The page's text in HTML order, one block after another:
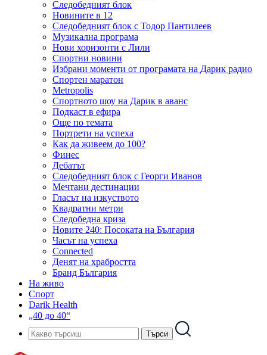
Следобедният блок
Новините в 12
Следобедният блок с Тодор Пантилеев
Музикална програма
Нови хоризонти с Лили
Спортни новини
Избрани моменти от програмата на Дарик радио
Спортен маратон
Metropolis
Спортното шоу на Дарик в аванс
Подкаст в ефира
Още по темата
Портрети на успеха
Как да живеем до 100?
Финес
Дебатът
Следобедният блок с Георги Иванов
Мечтани дестинации
Гласът на изкуството
Квадратни метри
Следобедна криза
Новите 240: Посоката на България
Часът на успеха
Connected
Денят на храбростта
Бранд България
На живо
Спорт
Darik Health
„40 до 40“